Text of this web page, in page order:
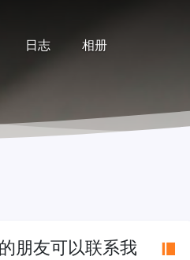
日志 相册
朋友可以联系我